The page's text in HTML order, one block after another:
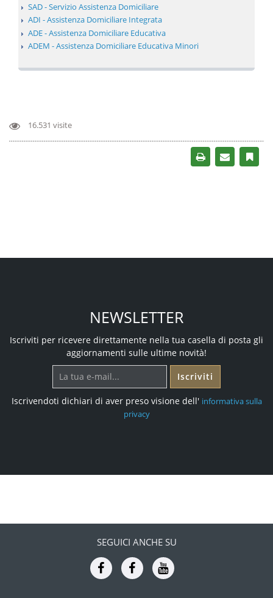
SAD - Servizio Assistenza Domiciliare
ADI - Assistenza Domiciliare Integrata
ADE - Assistenza Domiciliare Educativa
ADEM - Assistenza Domiciliare Educativa Minori
16.531 visite
NEWSLETTER
Iscriviti per ricevere direttamente nella tua casella di posta gli
aggiornamenti sulle ultime novità!
Iscriviti
Iscrivendoti dichiari di aver preso visione dell' informativa sulla
privacy
SEGUICI ANCHE SU